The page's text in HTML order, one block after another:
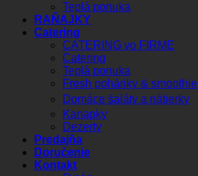
Teplá ponuka
RAŇAJKY
Catering
CATERING vo FIRME
Catering
Teplá ponuka
Fresh poháriky & smoothie
Domáce šaláty a nátierky
Kanapky
Dezerty
Predajňa
Doručenie
Kontakt